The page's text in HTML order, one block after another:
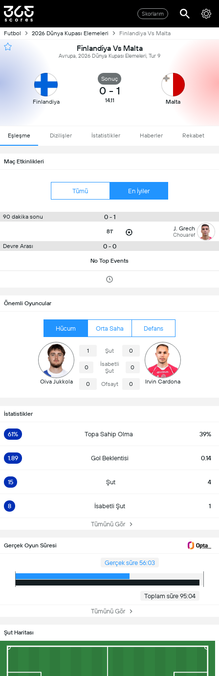
Skorlarım
Futbol 2026 Dünya Kupası Elemeleri Finlandiya Vs Malta
Finlandiya Vs Malta
Avrupa, 2026 Dünya Kupası Elemeleri, Tur 9
Finlandiya
Sonuç
0 - 1
14.11 Malta
Eşleşme Dizilişler İstatistikler Haberler Rekabet
Maç Etkinlikleri
Tümü En İyiler
90 dakika sonu 0 - 1
81' J. Grech
Chouaref
Devre Arası 0 - 0
No Top Events
Önemli Oyuncular
Hücum Orta Saha Defans
Oiva Jukkola
1 Şut 0
0
İsabetli
Şut
0
0 Ofsayt 0 Irvin Cardona
İstatistikler
61% Topa Sahip Olma 39%
1.89 Gol Beklentisi 0.14
15 Şut 4
8 İsabetli Şut 1
Tümünü Gör
Gerçek Oyun Süresi
Gerçek süre 56:03
Toplam süre 95:04
Tümünü Gör
Şut Haritası